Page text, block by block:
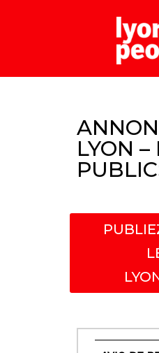
LYON